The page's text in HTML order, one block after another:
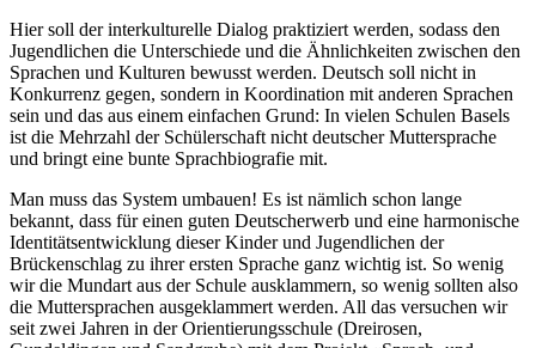
Hier soll der interkulturelle Dialog praktiziert werden, sodass den
Jugendlichen die Unterschiede und die Ähnlichkeiten zwischen den
Sprachen und Kulturen bewusst werden. Deutsch soll nicht in
Konkurrenz gegen, sondern in Koordination mit anderen Sprachen
sein und das aus einem einfachen Grund: In vielen Schulen Basels
ist die Mehrzahl der Schülerschaft nicht deutscher Muttersprache
und bringt eine bunte Sprachbiografie mit.
Man muss das System umbauen! Es ist nämlich schon lange
bekannt, dass für einen guten Deutscherwerb und eine harmonische
Identitätsentwicklung dieser Kinder und Jugendlichen der
Brückenschlag zu ihrer ersten Sprache ganz wichtig ist. So wenig
wir die Mundart aus der Schule ausklammern, so wenig sollten also
die Muttersprachen ausgeklammert werden. All das versuchen wir
seit zwei Jahren in der Orientierungsschule (Dreirosen,